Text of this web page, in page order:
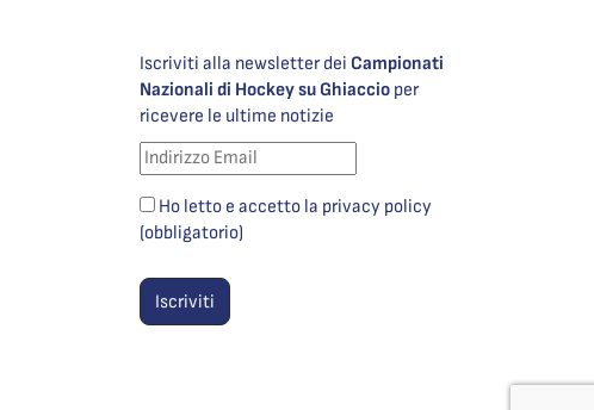
Iscriviti alla newsletter dei Campionati
Nazionali di Hockey su Ghiaccio per
ricevere le ultime notizie
Ho letto e accetto la privacy policy
(obbligatorio)